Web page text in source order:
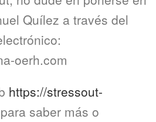
Quílez a través del
oerh.com
https://stressout-
saber más o